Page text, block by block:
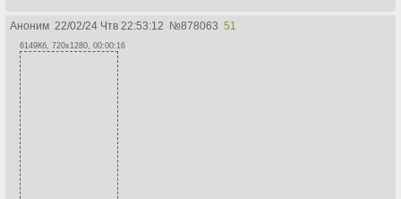
Аноним 22/02/24 Чтв 22:53:12 №878063 51
6149Кб, 720x1280, 00:00:16